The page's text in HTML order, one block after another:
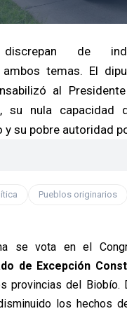
discrepan de
temas. El
al
su nula capacidad
su pobre autoridad
Pueblos originarios
se vota en el
de Excepción
provincias del Biobío.
los hechos